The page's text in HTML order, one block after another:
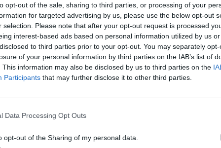
opt-out of the sale, sharing to third parties, or processing of your
for targeted advertising by us, please use the below opt-out
selection. Please note that after your opt-out request is processed
interest-based ads based on personal information utilized by us
to third parties prior to your opt-out. You may separately
of your personal information by third parties on the IAB’s list of
This information may also be disclosed by us to third parties on the
Participants that may further disclose it to other third parties.
Data Processing Opt Outs
opt-out of the Sharing of my personal data.
ότι είναι πολυεπίπεδα και πολυδιάστατα. Σε
απλά και μόνο στην επίλυση ενός γρίφου που θα
αποτελούνται από μια σειρά γρίφων και μυστηρίων
της ιστορίας αλλά, που στοχεύουν στην εμβάθυνση
στο άδυτο της ανθρώπινης ψυχοσύνθεσης
εμμονές, τις ψυχολογικές παθήσεις που
μας ανάγκες που πρέπει οπωσδήποτε και με κάθε
να συγκαλυφθούν με επιδεξιότητα, αν αυτό
ξεκάθαρα από την αρχή. Αυτό δεν έχει να κάνει με
ότι πλέον γνωρίζουμε, τόσο την Φρίντα Κλάιν και